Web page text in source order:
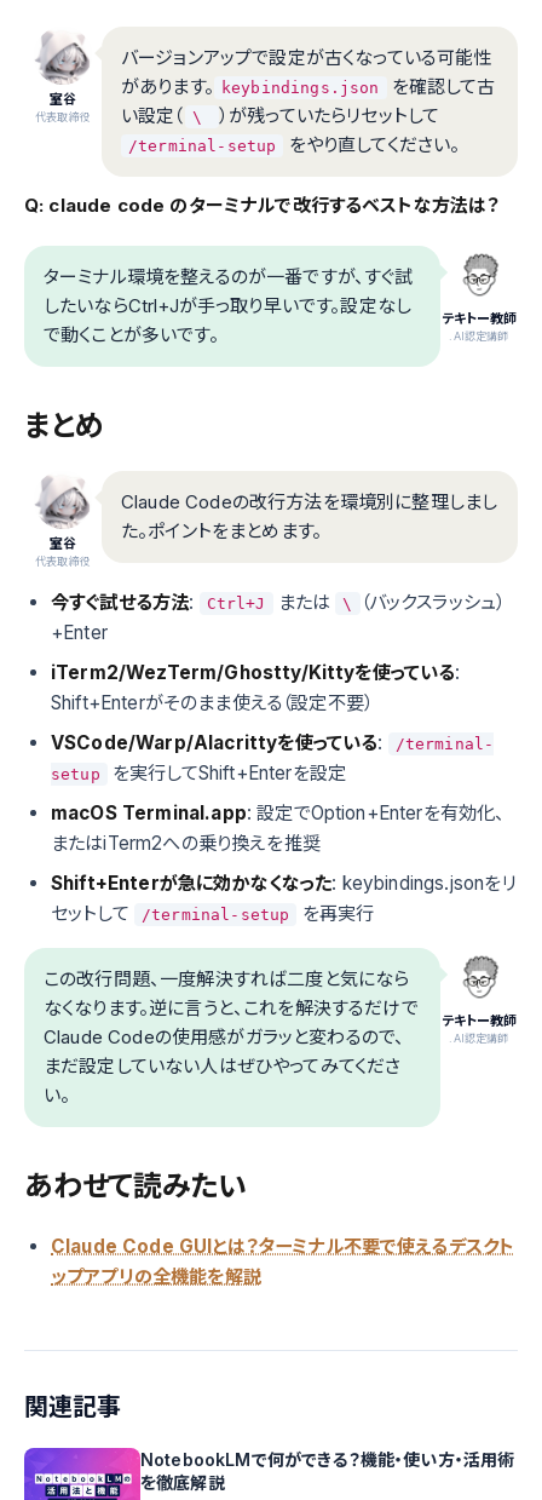
室谷
代表取締役
バージョンアップで設定が古くなっている可能性
があります。
keybindings.json
を確認して古
い設定（ \ ）が残っていたらリセットして
/terminal-setup をやり直してください。
Q: claude code のターミナルで改行するベストな方法は？
テキトー教師
.AI認定講師
ターミナル環境を整えるのが一番ですが、すぐ試
したいならCtrl+Jが手っ取り早いです。設定なし
で動くことが多いです。
まとめ
室谷
代表取締役
Claude Codeの改行方法を環境別に整理しまし
た。ポイントをまとめます。
今すぐ試せる方法: Ctrl+J または \
（バックスラッシュ）
+Enter
iTerm2/WezTerm/Ghostty/Kittyを使っている:
Shift+Enterがそのまま使える（設定不要）
VSCode/Warp/Alacrittyを使っている:
/terminal-
setup
を実行してShift+Enterを設定
macOS Terminal.app: 設定でOption+Enterを有効化、
またはiTerm2への乗り換えを推奨
Shift+Enterが急に効かなくなった: keybindings.jsonをリ
セットして
/terminal-setup を再実行
テキトー教師
.AI認定講師
この改行問題、一度解決すれば二度と気になら
なくなります。逆に言うと、これを解決するだけで
Claude Codeの使用感がガラッと変わるので、
まだ設定していない人はぜひやってみてくださ
い。
あわせて読みたい
Claude Code GUIとは？ターミナル不要で使えるデスクト
ップアプリの全機能を解説
関連記事
NotebookLMで何ができる？機能・使い方・活用術
を徹底解説